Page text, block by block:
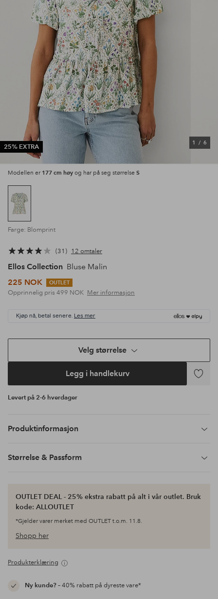
25% EXTRA
1 / 6
Modellen er 177 cm høy og har på seg størrelse S
Farge: Blomprint
31 12 omtaler
Ellos Collection Bluse Malin
225 NOK
OUTLET
Opprinnelig pris 499 NOK Mer informasjon
Kjøp nå, betal senere. Les mer
Velg størrelse
Legg i handlekurv
Legg
Levert på 2-6 hverdager
Produktinformasjon
Størrelse & Passform
OUTLET DEAL - 25% ekstra rabatt på alt i vår outlet. Bruk
kode: ALLOUTLET
*Gjelder varer merket med OUTLET t.o.m. 11.8.
Shopp her
Produkterklæring
Ny kunde?– 40% rabatt på dyreste vare*